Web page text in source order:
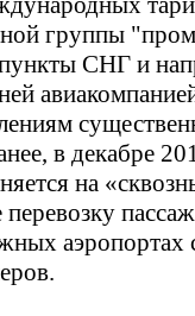
группы
СНГ и
в декабре
на
аэропортах